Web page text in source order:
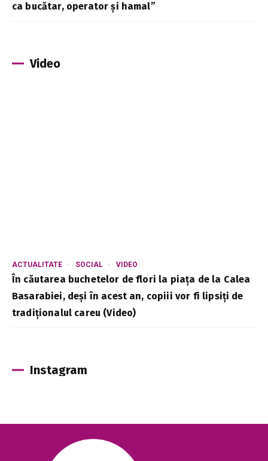
ca bucătar, operator și hamal”
Video
ACTUALITATE SOCIAL VIDEO
În căutarea buchetelor de flori la piața de la Calea
Basarabiei, deși în acest an, copiii vor fi lipsiți de
tradiționalul careu (Video)
Instagram